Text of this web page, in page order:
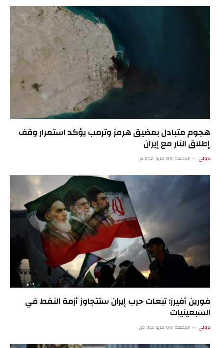
هجوم متبادل بمضيق هرمز وترمب يؤكد استمرار وقف
إطلاق النار مع إيران
دولي الجمعة 08 مايو 2:12 م
فورين أفيرز: تبعات حرب إيران ستتجاوز أزمة النفط في
السبعينيات
دولي الجمعة 08 مايو 9:11 ص